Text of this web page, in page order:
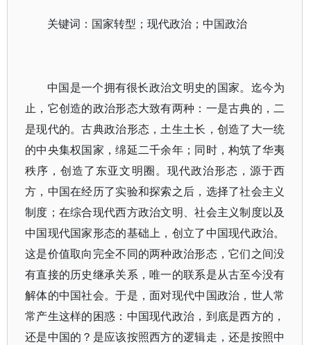
关键词：国家转型；现代政治；中国政治
中国是一个拥有很长政治文明史的国家。迄今为
止，它创造的政治形态大致有两种：一是古典的，二
是现代的。古典政治形态，土生土长，创造了大一统
的中央集权国家，绵延二千余年；同时，构筑了华夷
秩序，创造了东亚文明圈。现代政治形态，源于西
方，中国在经历了实验和探索之后，选择了社会主义
制度；在综合现代西方政治文明、社会主义制度以及
中国现代国家形态的基础上，创立了中国现代政治。
这是价值取向完全不同的两种政治形态，它们之间没
有直接的历史继承关系，唯一的联系是从古至今没有
解体的中国社会。于是，面对现代中国政治，世人常
常产生这样的困惑：中国现代政治，到底是西方的，
还是中国的？是应该按照西方的逻辑走，还是按照中